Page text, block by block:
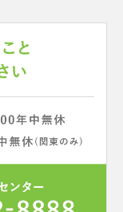
知らせ